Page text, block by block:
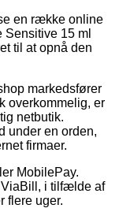
en række online
15 ml
til at opnå den
markedsfører
overkommelig, er
netbutik.
under en orden,
firmaer.
MobilePay.
i tilfælde af
flere uger.